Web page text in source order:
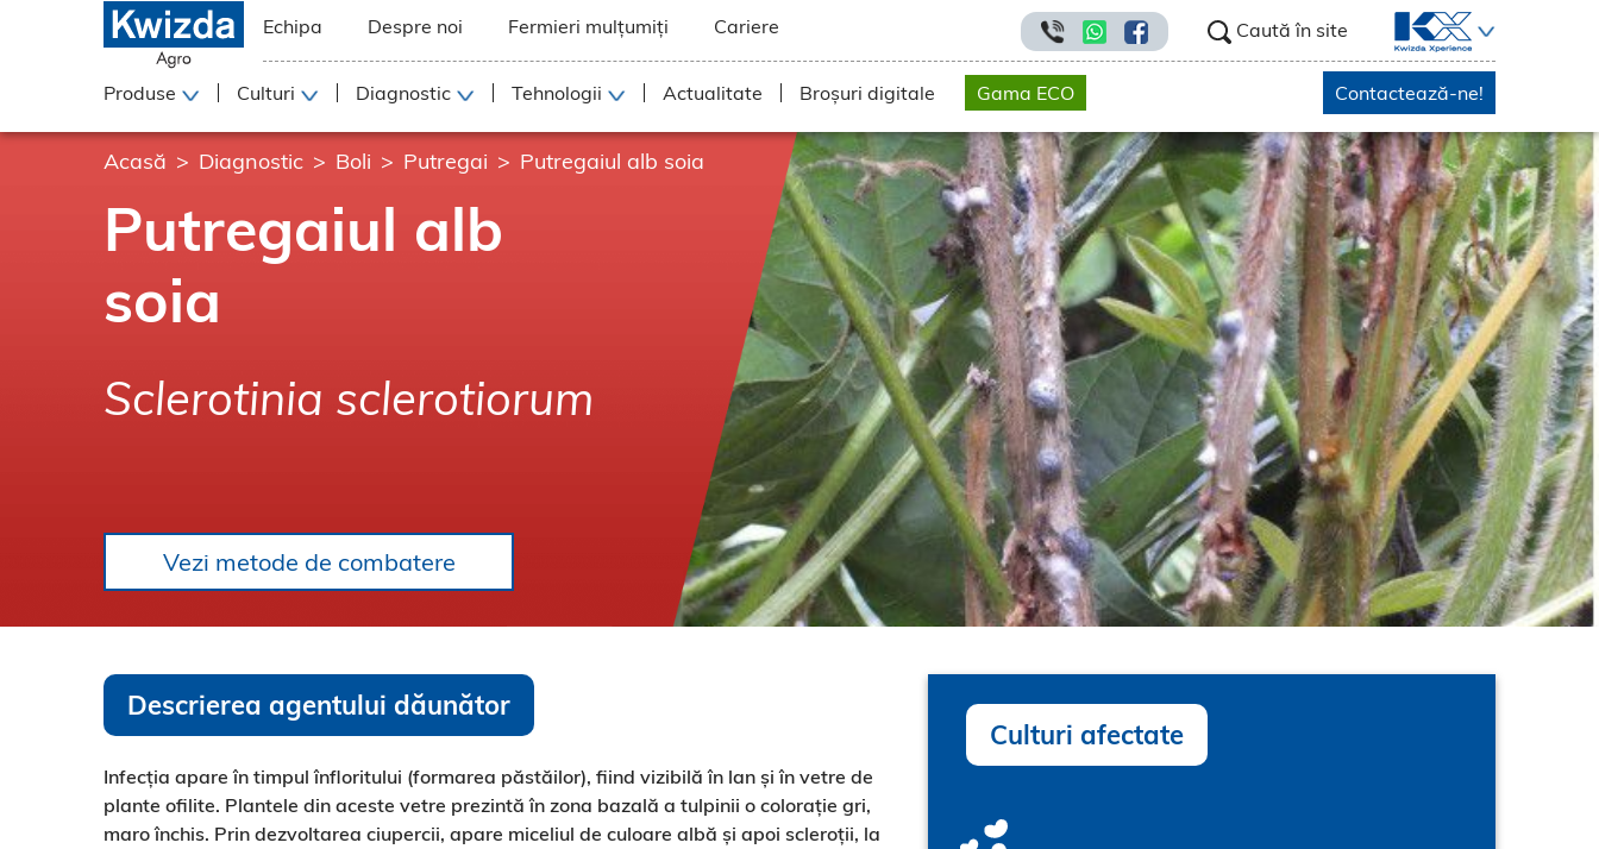
Echipa Despre noi Fermieri mulțumiți Cariere Caută în site
Produse Culturi Diagnostic Tehnologii Actualitate Broșuri digitale Gama ECO Contactează-ne!
Acasă Diagnostic Boli Putregai Putregaiul alb soia
Putregaiul alb
soia
Sclerotinia sclerotiorum
Vezi metode de combatere
Descrierea agentului dăunător
Infecția apare în timpul înfloritului (formarea păstăilor), fiind vizibilă în lan și în vetre de
plante ofilite. Plantele din aceste vetre prezintă în zona bazală a tulpinii o colorație gri,
maro închis. Prin dezvoltarea ciupercii, apare miceliul de culoare albă și apoi scleroții, la
Culturi afectate